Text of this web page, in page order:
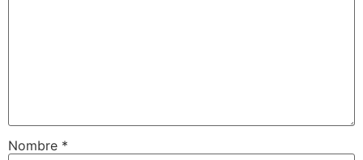
Nombre *